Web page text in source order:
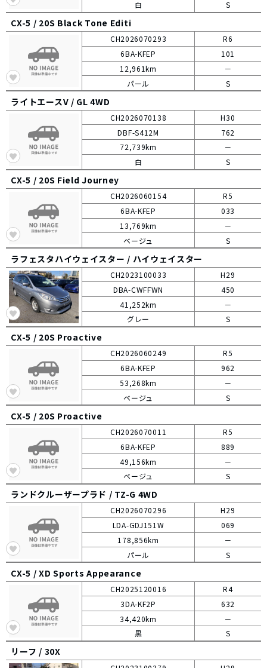
白
S
CX-5 / 20S Black Tone Editi
CH2026070293
R6
6BA-KFEP
101
－
12,961km
パール
S
ライトエースV / GL 4WD
CH2026070138
H30
DBF-S412M
762
－
72,739km
白
S
CX-5 / 20S Field Journey
CH2026060154
R5
6BA-KFEP
033
－
13,769km
ベージュ
S
ラフェスタハイウェイスター / ハイウェイスター
CH2023100033
H29
DBA-CWFFWN
450
－
41,252km
グレー
S
CX-5 / 20S Proactive
CH2026060249
R5
6BA-KFEP
962
－
53,268km
ベージュ
S
CX-5 / 20S Proactive
CH2026070011
R5
6BA-KFEP
889
－
49,156km
ベージュ
S
ランドクルーザープラド / TZ-G 4WD
CH2026070296
H29
LDA-GDJ151W
069
－
178,856km
パール
S
CX-5 /XD Sports Appearance
CH2025120016
R4
3DA-KF2P
632
－
34,420km
黒
S
リーフ / 30X